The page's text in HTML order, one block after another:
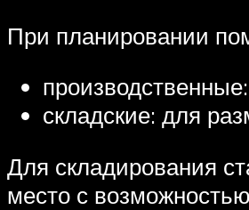
При планировании
складские: для
Для складирования
место с